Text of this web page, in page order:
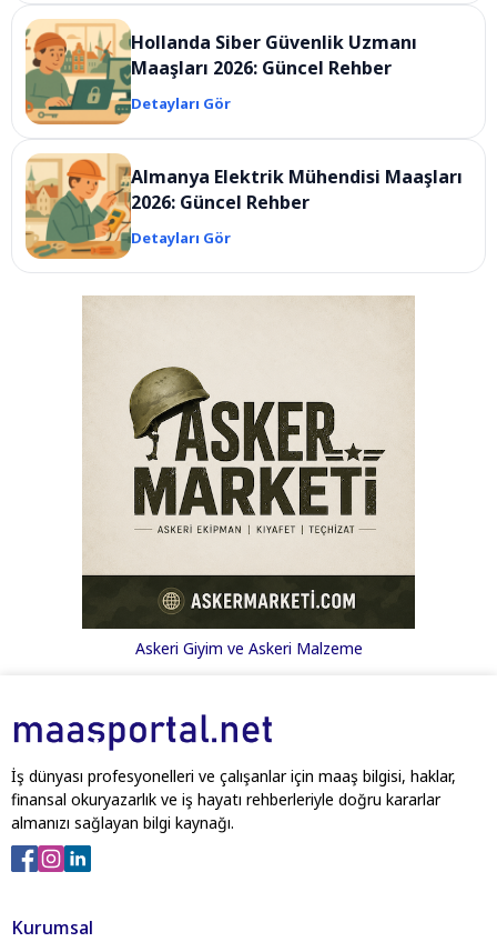
Hollanda Siber Güvenlik Uzmanı
Maaşları 2026: Güncel Rehber
Detayları Gör
Almanya Elektrik Mühendisi Maaşları
2026: Güncel Rehber
Detayları Gör
Askeri Giyim ve Askeri Malzeme
İş dünyası profesyonelleri ve çalışanlar için maaş bilgisi, haklar,
finansal okuryazarlık ve iş hayatı rehberleriyle doğru kararlar
almanızı sağlayan bilgi kaynağı.
Kurumsal